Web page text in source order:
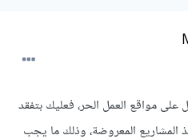
مواقع العمل الحر، فعليك بتفقد
المشاريع المعروضة، وذلك ما يجب